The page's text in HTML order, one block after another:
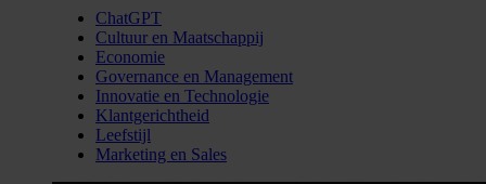
ChatGPT
Cultuur en Maatschappij
Economie
Governance en Management
Innovatie en Technologie
Klantgerichtheid
Leefstijl
Marketing en Sales